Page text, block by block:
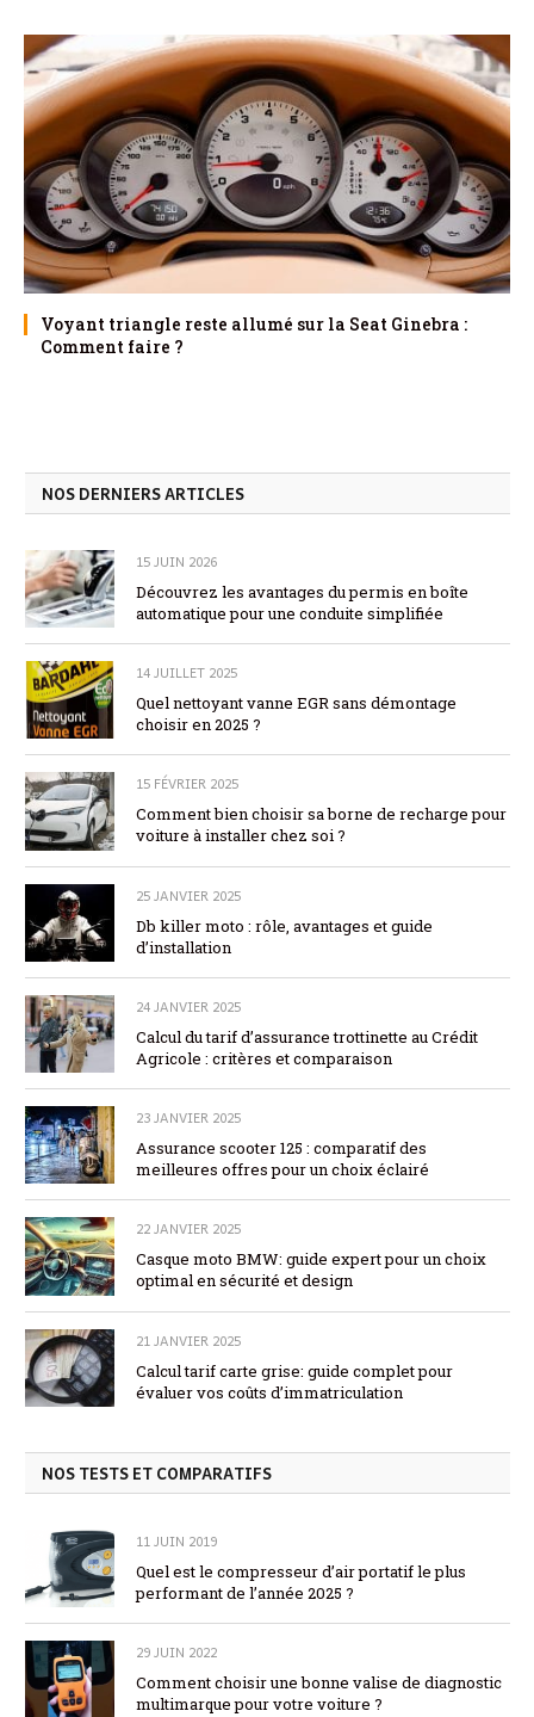
Voyant triangle reste allumé sur la Seat Ginebra :
Comment faire ?
NOS DERNIERS ARTICLES
15 JUIN 2026
Découvrez les avantages du permis en boîte
automatique pour une conduite simplifiée
14 JUILLET 2025
Quel nettoyant vanne EGR sans démontage
choisir en 2025 ?
15 FÉVRIER 2025
Comment bien choisir sa borne de recharge pour
voiture à installer chez soi ?
25 JANVIER 2025
Db killer moto : rôle, avantages et guide
d’installation
24 JANVIER 2025
Calcul du tarif d’assurance trottinette au Crédit
Agricole : critères et comparaison
23 JANVIER 2025
Assurance scooter 125 : comparatif des
meilleures offres pour un choix éclairé
22 JANVIER 2025
Casque moto BMW: guide expert pour un choix
optimal en sécurité et design
21 JANVIER 2025
Calcul tarif carte grise: guide complet pour
évaluer vos coûts d’immatriculation
NOS TESTS ET COMPARATIFS
11 JUIN 2019
Quel est le compresseur d’air portatif le plus
performant de l’année 2025 ?
29 JUIN 2022
Comment choisir une bonne valise de diagnostic
multimarque pour votre voiture ?